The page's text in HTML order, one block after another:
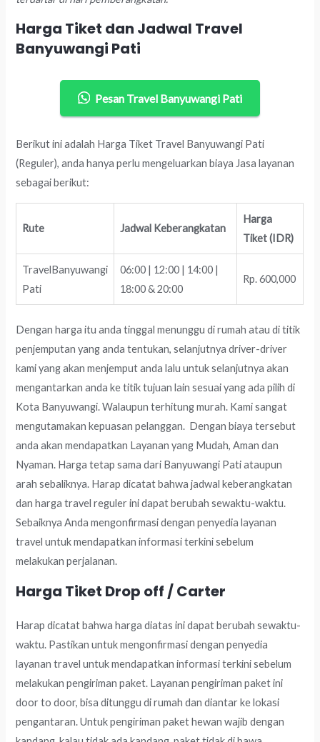
Harga Tiket dan Jadwal Travel
Banyuwangi Pati
Pesan Travel Banyuwangi Pati
Berikut ini adalah Harga Tiket Travel Banyuwangi Pati
(Reguler), anda hanya perlu mengeluarkan biaya Jasa layanan
sebagai berikut:
Rute Jadwal Keberangkatan
Harga
Tiket (IDR)
TravelBanyuwangi
Pati
06:00 | 12:00 | 14:00 |
18:00 & 20:00
Rp. 600,000
Dengan harga itu anda tinggal menunggu di rumah atau di titik
penjemputan yang anda tentukan, selanjutnya driver-driver
kami yang akan menjemput anda lalu untuk selanjutnya akan
mengantarkan anda ke titik tujuan lain sesuai yang ada pilih di
Kota Banyuwangi. Walaupun terhitung murah. Kami sangat
mengutamakan kepuasan pelanggan. Dengan biaya tersebut
anda akan mendapatkan Layanan yang Mudah, Aman dan
Nyaman. Harga tetap sama dari Banyuwangi Pati ataupun
arah sebaliknya. Harap dicatat bahwa jadwal keberangkatan
dan harga travel reguler ini dapat berubah sewaktu-waktu.
Sebaiknya Anda mengonfirmasi dengan penyedia layanan
travel untuk mendapatkan informasi terkini sebelum
melakukan perjalanan.
Harga Tiket Drop off / Carter
Harap dicatat bahwa harga diatas ini dapat berubah sewaktu-
waktu. Pastikan untuk mengonfirmasi dengan penyedia
layanan travel untuk mendapatkan informasi terkini sebelum
melakukan pengiriman paket. Layanan pengiriman paket ini
door to door, bisa ditunggu di rumah dan diantar ke lokasi
pengantaran. Untuk pengiriman paket hewan wajib dengan